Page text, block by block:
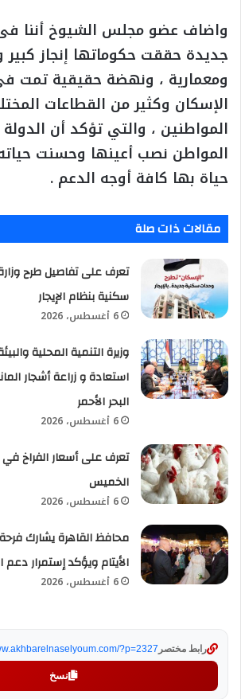
واضاف عضو مجلس الشيوخ أننا
جديدة حققت حكوماتها إنجاز كبير
ومعمارية ، ونهضة حقيقية تمت
الإسكان وكثير من القطاعات
المواطنين ، والتي تؤكد أن
المواطن نصب أعينها وحسنت
حياة بها كافة أوجه الدعم .
مقالات ذات صلة
تعرف على تفاصيل طرح
سكنية بنظام الإيجار
6 أغسطس، 2026
وزيرة التنمية المحلية
استعادة و زراعة أشجار
البحر الأحمر
6 أغسطس، 2026
تعرف على أسعار الفراخ
الخميس
6 أغسطس، 2026
محافظ القاهرة يشارك
الأيتام ويؤكد إستمرار دعم
6 أغسطس، 2026
رابط مختصر ?p=2327
نسخ